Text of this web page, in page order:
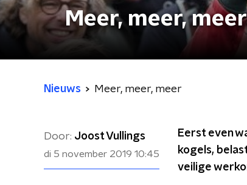
Meer, meer, meer
Nieuws Meer, meer, meer
Door: Joost Vullings
di 5 november 2019 10:45
Eerst even
kogels,
veilige